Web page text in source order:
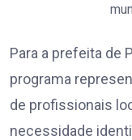
Para a prefeita de
programa
de profissionais
necessidade